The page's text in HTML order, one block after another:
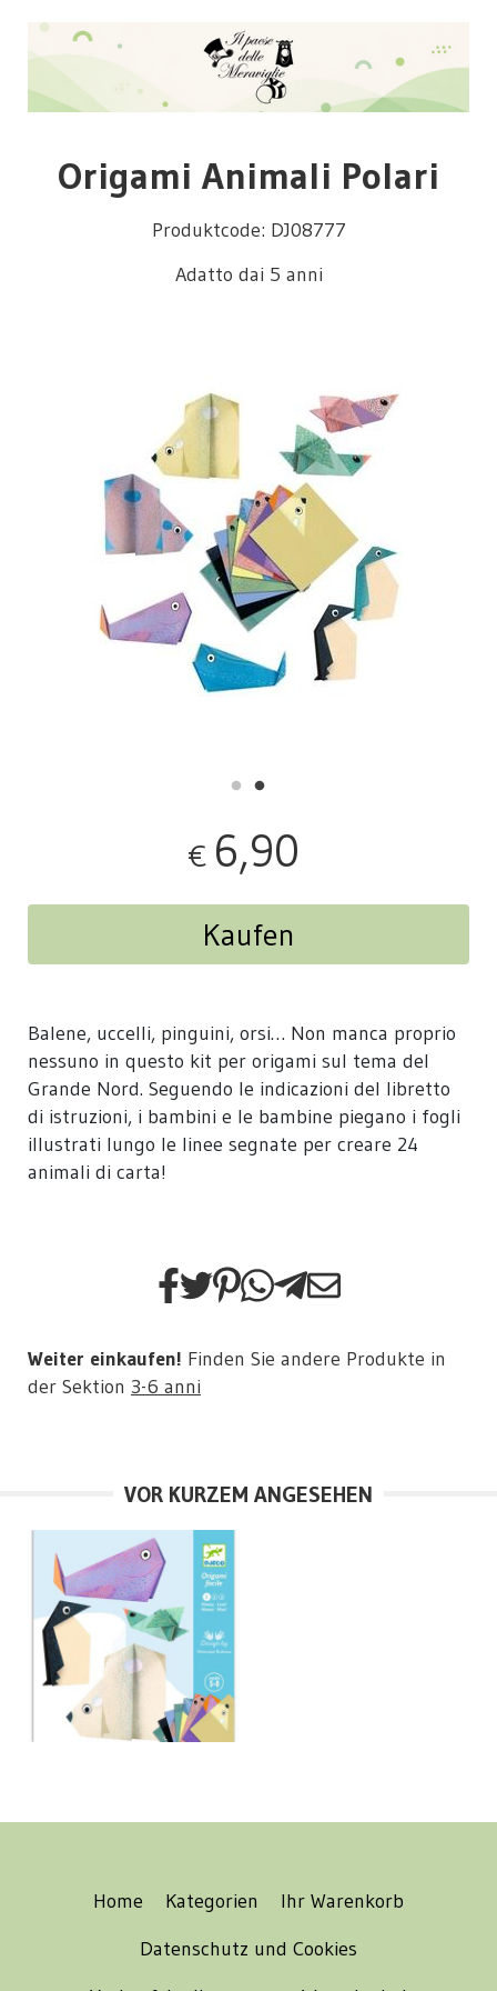
Origami Animali Polari
Produktcode: DJ08777
Adatto dai 5 anni
€ 6,90
Kaufen
Balene, uccelli, pinguini, orsi… Non manca proprio
nessuno in questo kit per origami sul tema del
Grande Nord. Seguendo le indicazioni del libretto
di istruzioni, i bambini e le bambine piegano i fogli
illustrati lungo le linee segnate per creare 24
animali di carta!
Weiter einkaufen! Finden Sie andere Produkte in
der Sektion 3-6 anni
VOR KURZEM ANGESEHEN
Home Kategorien
Ihr Warenkorb
Datenschutz und Cookies